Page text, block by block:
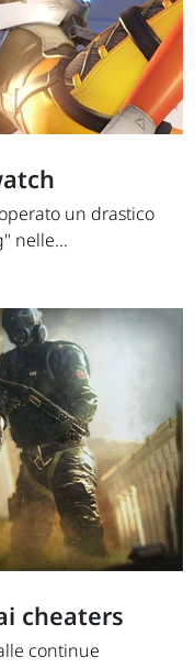
un drastico
nelle...
cheaters
continue